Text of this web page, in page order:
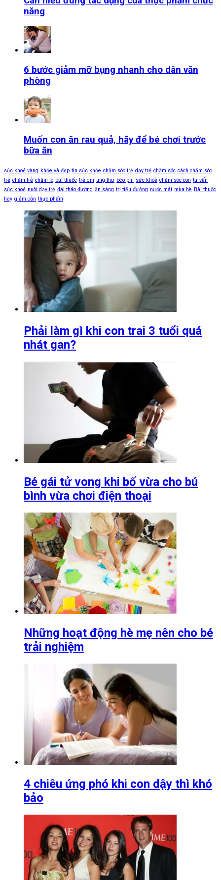
năng
6 bước giảm mỡ bụng nhanh cho dân văn
phòng
Muốn con ăn rau quả, hãy để bé chơi trước
bữa ăn
sức khoẻ vàng khỏe và đẹp tin sức khỏe chăm sóc trẻ dạy trẻ chăm sóc cách chăm sóc
trẻ chăm trẻ chăm lo bài thuốc trẻ em ung thư béo phì sức khoẻ chăm sóc con tư vấn
sức khoẻ nuôi dạy trẻ đái tháo đường ăn sáng trị tiểu đường nước mát mùa hè Bài thuốc
hay giảm cân thực phẩm
Phải làm gì khi con trai 3 tuổi quá
nhát gan?
Bé gái tử vong khi bố vừa cho bú
bình vừa chơi điện thoại
Những hoạt động hè mẹ nên cho bé
trải nghiệm
4 chiêu ứng phó khi con dậy thì khó
bảo